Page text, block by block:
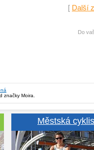
[ Další
Do
značky Moira.
Městská